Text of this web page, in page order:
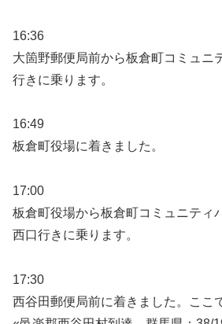
16:36
大箇野郵便局前から板倉町コミュニ
行きに乗ります。
16:49
板倉町役場に着きました。
17:00
板倉町役場から板倉町コミュニティ
西口行きに乗ります。
17:30
西谷田郵便局前に着きました。ここ